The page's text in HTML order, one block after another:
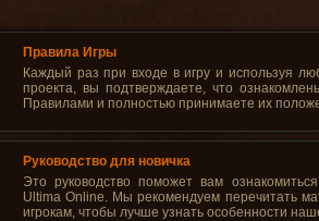
Правила Игры
Каждый раз при входе в игру и используя
проекта, вы подтверждаете, что
Правилами и полностью принимаете их
Руководство для новичка
Это руководство поможет вам
Ultima Online. Мы рекомендуем перечитать
игрокам, чтобы лучше узнать особенности